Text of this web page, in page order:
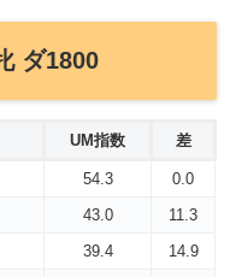
ダ1800
UM指数 差
54.3
0.0
43.0
11.3
39.4
14.9